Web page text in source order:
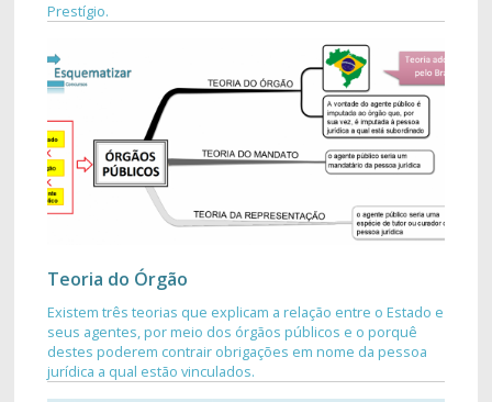
Prestígio.
Teoria do Órgão
Existem três teorias que explicam a relação entre o Estado e
seus agentes, por meio dos órgãos públicos e o porquê
destes poderem contrair obrigações em nome da pessoa
jurídica a qual estão vinculados.